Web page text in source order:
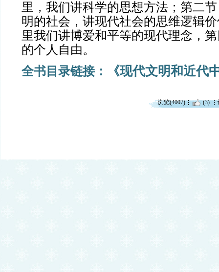
里，我们讲科学的思想方法；第二
明的社会，讲现代社会的思维逻辑
里我们讲博爱和平等的现代理念，
的个人自由。
全书目录链接：
《现代文明和近代
浏览(4007) (3)